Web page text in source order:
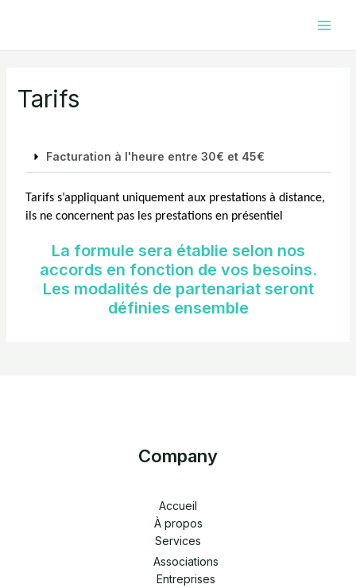
Tarifs
Facturation à l'heure entre 30€ et 45€
Tarifs s’appliquant uniquement aux prestations à distance,
ils ne concernent pas les prestations en présentiel
La formule sera établie selon nos
accords en fonction de vos besoins.
Les modalités de partenariat seront
définies ensemble
Company
Accueil
À propos
Services
Associations
Entreprises